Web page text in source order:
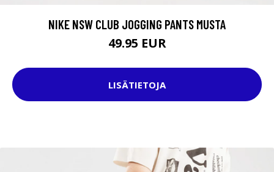
NIKE NSW CLUB JOGGING PANTS MUSTA
49.95 EUR
LISÄTIETOJA